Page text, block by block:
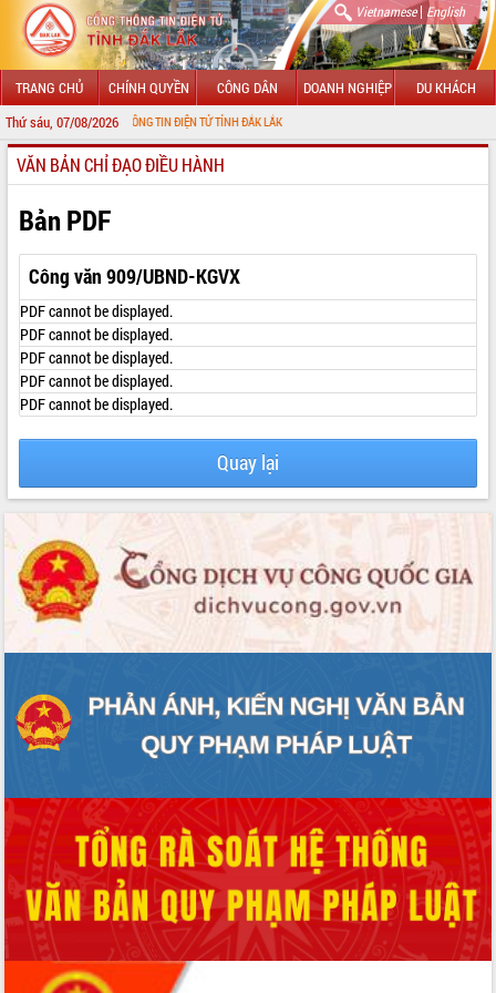
Vietnamese| English
TRANG CHỦ CHÍNH QUYỀN CÔNG DÂN DOANH NGHIỆP DU KHÁCH
Thứ sáu, 07/08/2026
VỚI CỔNG THÔNG TIN ĐIỆN TỬ TỈNH ĐẮK LẮK
GIỚI THIỆU
LÃNH ĐẠO UBND TỈNH
TIN TỨC SỰ KIỆN
SỞ, BAN, NGÀNH
UBND CÁC XÃ, PHƯỜNG
THÔNG TIN CHỈ ĐẠO ĐIỀU HÀNH
HỆ THỐNG VĂN BẢN
QUY HOẠCH - KẾ HOẠCH
VĂN BẢN CHỈ ĐẠO ĐIỀU HÀNH
Bản PDF
Công văn 909/UBND-KGVX
PDF cannot be displayed.
PDF cannot be displayed.
PDF cannot be displayed.
PDF cannot be displayed.
PDF cannot be displayed.
Quay lại